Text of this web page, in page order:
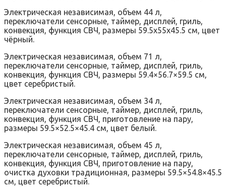
Электрическая независимая, объем 44 л,
переключатели сенсорные, таймер, дисплей, гриль,
конвекция, функция СВЧ, размеры 59.5x55x45.5 см, цвет
чёрный.
Электрическая независимая, объем 71 л,
переключатели сенсорные, таймер, дисплей, гриль,
конвекция, функция СВЧ, размеры 59.4×56.7×59.5 см,
цвет серебристый.
Электрическая независимая, объем 34 л,
переключатели сенсорные, таймер, дисплей, гриль,
конвекция, функция СВЧ, приготовление на пару,
размеры 59.5×52.5×45.4 см, цвет белый.
Электрическая независимая, объем 45 л,
переключатели сенсорные, таймер, дисплей, гриль,
конвекция, функция СВЧ, приготовление на пару,
очистка духовки традиционная, размеры 59.5×54.8×45.5
см, цвет серебристый.